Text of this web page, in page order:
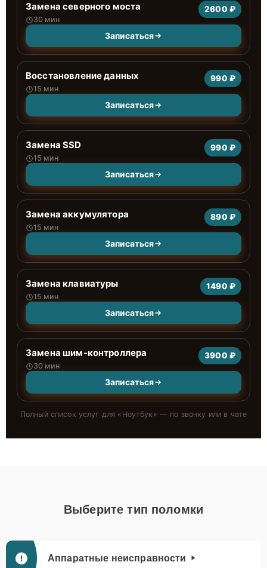
Замена северного моста
30 мин
2600 ₽
Записаться
Восстановление данных
15 мин
990 ₽
Записаться
Замена SSD
15 мин
990 ₽
Записаться
Замена аккумулятора
15 мин
890 ₽
Записаться
Замена клавиатуры
15 мин
1490 ₽
Записаться
Замена шим-контроллера
30 мин
3900 ₽
Записаться
Полный список услуг для « Ноутбук » — по звонку или в чате
Выберите тип поломки
Аппаратные неисправности